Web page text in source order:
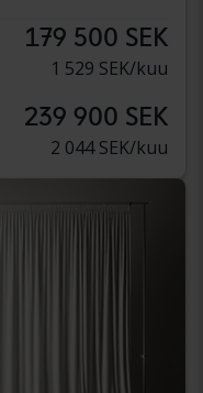
179 500 SEK
1 529 SEK/kuu
239 900 SEK
2 044 SEK/kuu